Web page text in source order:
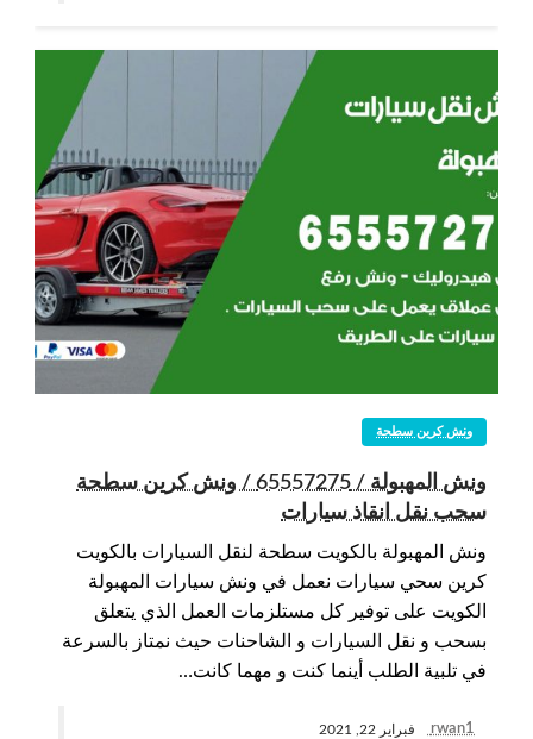
ونش كرين سطحة
ونش المهبولة / 65557275 / ونش كرين سطحة
سحب نقل انقاذ سيارات
ونش المهبولة بالكويت سطحة لنقل السيارات بالكويت
كرين سحي سيارات نعمل في ونش سيارات المهبولة
الكويت على توفير كل مستلزمات العمل الذي يتعلق
بسحب و نقل السيارات و الشاحنات حيث نمتاز بالسرعة
في تلبية الطلب أينما كنت و مهما كانت…
rwan1 فبراير 22, 2021